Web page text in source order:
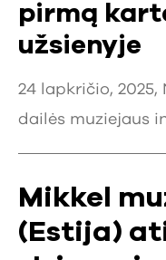
pirmą
užsienyje
24 lapkričio,
dailės muziejaus
Mikkel
(Estija)